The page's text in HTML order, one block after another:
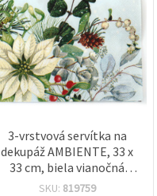
3-vrstvová servítka na
dekupáž AMBIENTE, 33 x
33 cm, biela vianočná
hviezda - 1 ks
SKU: 819759